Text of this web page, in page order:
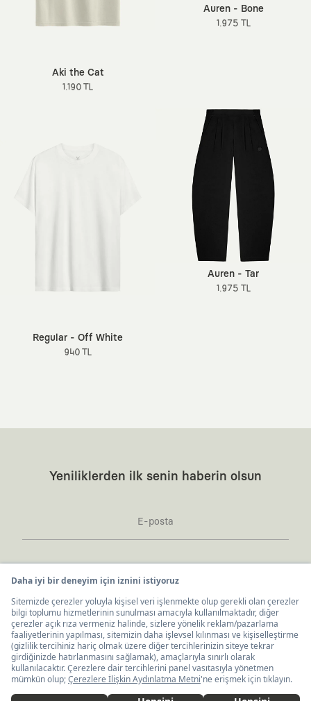
Aki the Cat
1.190 TL
Auren - Bone
1.975 TL
Regular - Off White
940 TL
Auren - Tar
1.975 TL
İş Birlikleri
KAFT x IBANEZ KAFT x FUJIFILM
KAFT x BLENDER KAFT x NVIDIA
KAFT Dünyası
Yeniliklerden ilk senin haberin olsun
Kaft Tasarım Tekstil Sanayi ve Ticaret Anonim
Şirketi tarafından kampanya ve tanıtımlara ilişkin
buradabelirtilen izni veriyorum.
Ticari Elektronik İleti Aydınlatma Metni’neburadan
ulaşabilirsiniz.